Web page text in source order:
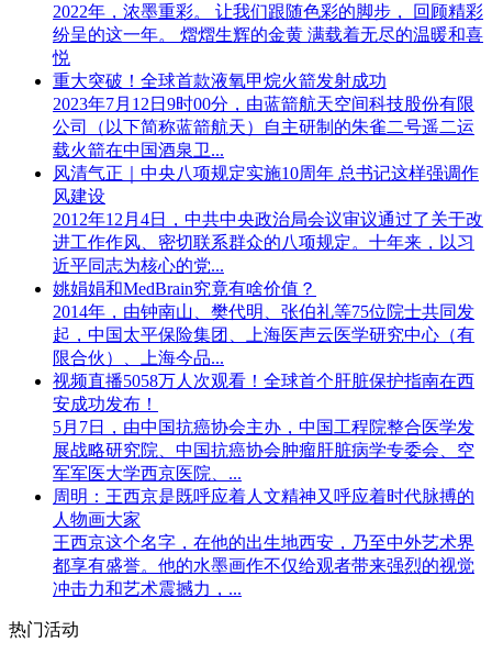
2022年，浓墨重彩。 让我们跟随色彩的脚步， 回顾精彩
纷呈的这一年。 熠熠生辉的金黄 满载着无尽的温暖和喜
悦
重大突破！全球首款液氧甲烷火箭发射成功
2023年7月12日9时00分，由蓝箭航天空间科技股份有限
公司（以下简称蓝箭航天）自主研制的朱雀二号遥二运
载火箭在中国酒泉卫...
风清气正｜中央八项规定实施10周年 总书记这样强调作
风建设
2012年12月4日，中共中央政治局会议审议通过了关于改
进工作作风、密切联系群众的八项规定。十年来，以习
近平同志为核心的党...
姚娟娟和MedBrain究竟有啥价值？
2014年，由钟南山、樊代明、张伯礼等75位院士共同发
起，中国太平保险集团、上海医声云医学研究中心（有
限合伙）、上海今品...
视频直播5058万人次观看！全球首个肝脏保护指南在西
安成功发布！
5月7日，由中国抗癌协会主办，中国工程院整合医学发
展战略研究院、中国抗癌协会肿瘤肝脏病学专委会、空
军军医大学西京医院、...
周明：王西京是既呼应着人文精神又呼应着时代脉搏的
人物画大家
王西京这个名字，在他的出生地西安，乃至中外艺术界
都享有盛誉。他的水墨画作不仅给观者带来强烈的视觉
冲击力和艺术震撼力，...
热门活动